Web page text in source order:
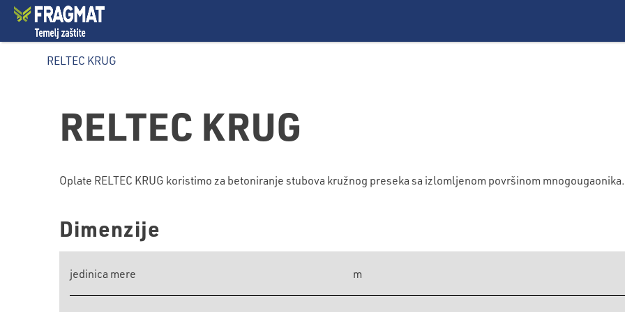
RELTEC KRUG
RELTEC KRUG
Oplate RELTEC KRUG koristimo za betoniranje stubova kružnog preseka sa izlomljenom površinom mnogougaonika.
Dimenzije
jedinica mere m